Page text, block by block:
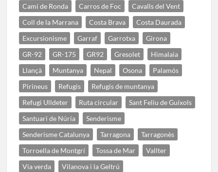
Camí de Ronda
Carros de Foc
Cavalls del Vent
Coll de la Marrana
Costa Brava
Costa Daurada
Excursionisme
Garraf Garrotxa
Girona
GR-92
GR-175 GR92 Gresolet
Himalaia
Llançà
Muntanya Nepal Osona
Palamós
Pirineus
Refugis
Refugis de muntanya
Refugi Ulldeter
Ruta circular
Sant Feliu de Guíxols
Santuari de Núria
Senderisme
Senderisme Catalunya
Tarragona
Tarragonès
Torroella de Montgrí
Tossa de Mar
Vallter
Via verda
Vilanova i la Geltrú